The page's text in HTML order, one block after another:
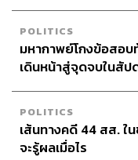
POLITICS
มหากาพย์โกงข้อสอ
เดินหน้าสู่จุดจบในสัป
POLITICS
เส้นทางคดี 44 สส. ใ
จะรู้ผลเมื่อไร